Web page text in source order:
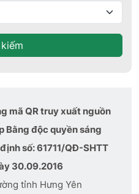
mã QR truy xuất nguồn
Bằng độc quyền sáng
số: 61711/QĐ-SHTT
30.09.2016
tỉnh Hưng Yên